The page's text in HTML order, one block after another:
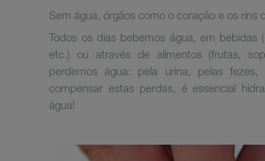
Sem água, órgãos como o coração e os rins
Todos os dias bebemos água, em bebidas
etc.) ou através de alimentos (frutas,
perdemos água: pela urina, pelas
compensar estas perdas, é essencial
água!